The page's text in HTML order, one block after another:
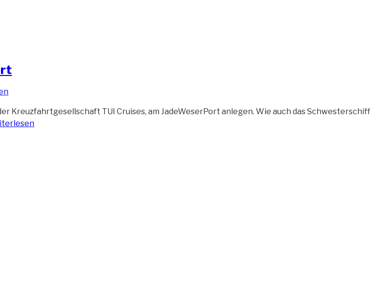
Kreuzfahrtgesellschaft TUI Cruises, am JadeWeserPort anlegen. Wie auch das Schwesterschiff